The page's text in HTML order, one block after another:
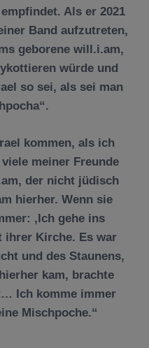
Als er 2021
Band aufzutreten,
geborene will.i.am,
würde und
so sei, als sei man
kommen, als ich
meiner Freunde
der nicht jüdisch
hierher. Wenn sie
‚Ich gehe ins
ihrer Kirche. Es war
und des Staunens,
kam, brachte
Ich komme immer
Mischpoche.“